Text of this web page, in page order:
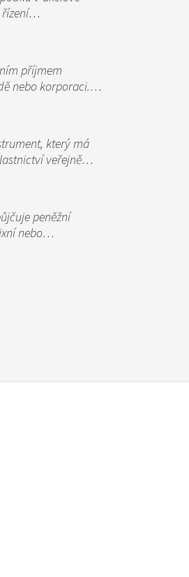
řízení…
příjmem
nebo korporaci.…
který má
veřejně…
peněžní
nebo…